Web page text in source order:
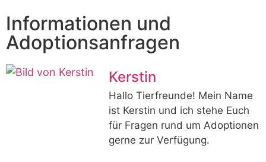
Informationen und
Adoptionsanfragen
Kerstin
Hallo Tierfreunde! Mein Name
ist Kerstin und ich stehe Euch
für Fragen rund um Adoptionen
gerne zur Verfügung.